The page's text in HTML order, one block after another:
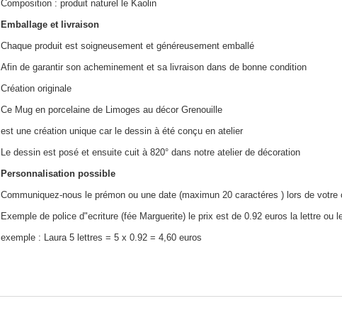
Composition : produit naturel le Kaolin
Emballage et livraison
Chaque produit est soigneusement et généreusement emballé
Afin de garantir son acheminement et sa livraison dans de bonne condition
Création originale
Ce Mug en porcelaine de Limoges au décor Grenouille
est une création unique car le dessin à été conçu en atelier
Le dessin est posé et ensuite cuit à 820° dans notre atelier de décoration
Personnalisation possible
Communiquez-nous le prémon ou une date (maximun 20 caractéres ) lors de votre
Exemple de police d"ecriture (fée Marguerite) le prix est de 0.92 euros la lettre ou
exemple : Laura 5 lettres = 5 x 0.92 = 4,60 euros